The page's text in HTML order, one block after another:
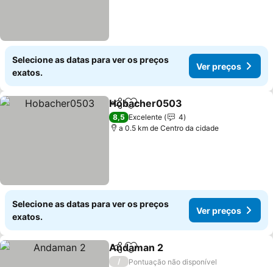
Selecione as datas para ver os preços
exatos.
Ver preços
PartilharAdicionar aos favoritos
Hobacher0503
8,5 Excelente
4
a 0.5 km de Centro da cidade
Selecione as datas para ver os preços
exatos.
Ver preços
PartilharAdicionar aos favoritos
Andaman 2
/
Pontuação não disponível